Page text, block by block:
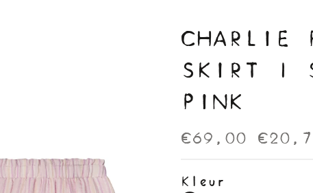
SKIRT |
PINK
€69,00
Kleur